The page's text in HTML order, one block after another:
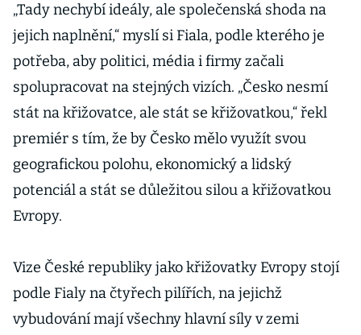
„Tady nechybí ideály, ale společenská shoda na
jejich naplnění,“ myslí si Fiala, podle kterého je
potřeba, aby politici, média i firmy začali
spolupracovat na stejných vizích. „Česko nesmí
stát na křižovatce, ale stát se křižovatkou,“ řekl
premiér s tím, že by Česko mělo využít svou
geografickou polohu, ekonomický a lidský
potenciál a stát se důležitou silou a křižovatkou
Evropy.
Vize České republiky jako křižovatky Evropy stojí
podle Fialy na čtyřech pilířích, na jejichž
vybudování mají všechny hlavní síly v zemi